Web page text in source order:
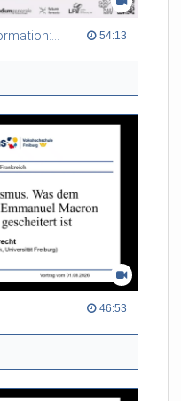
Between tradition and transformation: how owners, advisers and institutions co-create knowledge for resilient forests in Europe 54:13
46:53